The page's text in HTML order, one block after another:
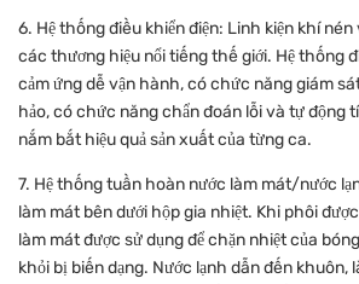
6. Hệ thống điều khiển điện: Linh kiện khí
các thương hiệu nổi tiếng thế giới. Hệ thống
cảm ứng dễ vận hành, có chức năng giám
hảo, có chức năng chẩn đoán lỗi và tự động
nắm bắt hiệu quả sản xuất của từng ca.
7. Hệ thống tuần hoàn nước làm mát/nước
làm mát bên dưới hộp gia nhiệt. Khi phôi
làm mát được sử dụng để chặn nhiệt của
khỏi bị biến dạng. Nước lạnh dẫn đến